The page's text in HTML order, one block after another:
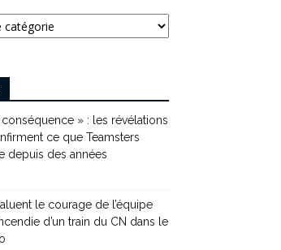
conséquence » : les révélations
ce que Teamsters
depuis des années
le courage de l’équipe
d’un train du CN dans le